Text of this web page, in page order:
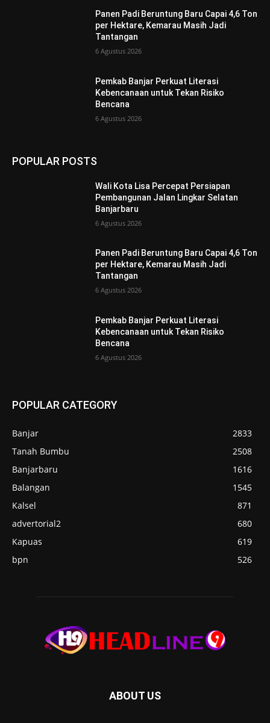
Panen Padi Beruntung Baru Capai 4,6 Ton
per Hektare, Kemarau Masih Jadi
Tantangan
6 Agustus 2026
Pemkab Banjar Perkuat Literasi
Kebencanaan untuk Tekan Risiko
Bencana
6 Agustus 2026
POPULAR POSTS
Wali Kota Lisa Percepat Persiapan
Pembangunan Jalan Lingkar Selatan
Banjarbaru
6 Agustus 2026
Panen Padi Beruntung Baru Capai 4,6 Ton
per Hektare, Kemarau Masih Jadi
Tantangan
6 Agustus 2026
Pemkab Banjar Perkuat Literasi
Kebencanaan untuk Tekan Risiko
Bencana
6 Agustus 2026
POPULAR CATEGORY
Banjar
2833
Tanah Bumbu
2508
Banjarbaru
1616
Balangan
1545
Kalsel
871
advertorial2
680
Kapuas
619
bpn
526
ABOUT US